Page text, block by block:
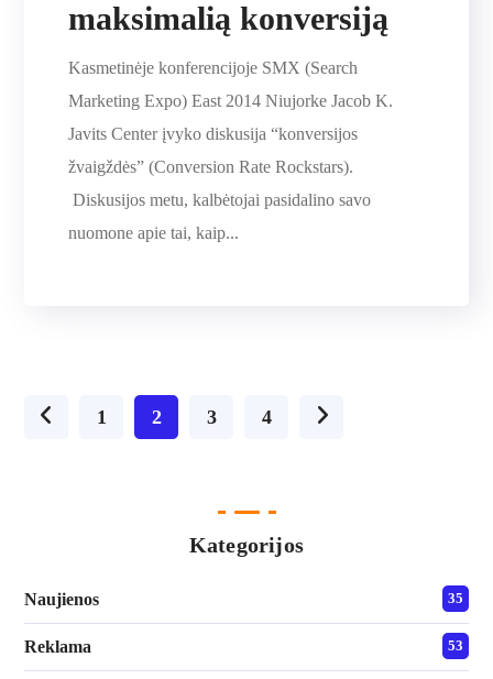
maksimalią konversiją
Kasmetinėje konferencijoje SMX (Search
Marketing Expo) East 2014 Niujorke Jacob K.
Javits Center įvyko diskusija “konversijos
žvaigždės” (Conversion Rate Rockstars).
Diskusijos metu, kalbėtojai pasidalino savo
nuomone apie tai, kaip...
1 2 3 4
Kategorijos
Naujienos 35
Reklama 53